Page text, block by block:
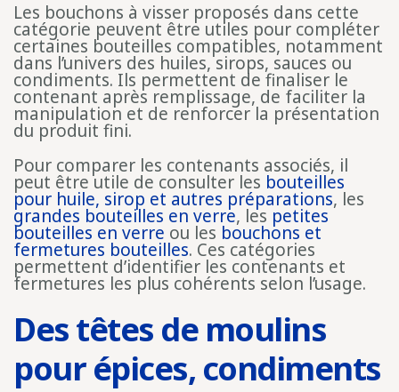
Les bouchons à visser proposés dans cette
catégorie peuvent être utiles pour compléter
certaines bouteilles compatibles, notamment
dans l’univers des huiles, sirops, sauces ou
condiments. Ils permettent de finaliser le
contenant après remplissage, de faciliter la
manipulation et de renforcer la présentation
du produit fini.
Pour comparer les contenants associés, il
peut être utile de consulter les bouteilles
pour huile, sirop et autres préparations, les
grandes bouteilles en verre, les petites
bouteilles en verre ou les bouchons et
fermetures bouteilles. Ces catégories
permettent d’identifier les contenants et
fermetures les plus cohérents selon l’usage.
Des têtes de moulins
pour épices, condiments